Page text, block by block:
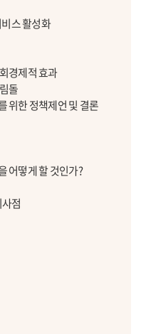
스 활성화
경제적 효과
돌
위한 정책제언 및 결론
어떻게 할 것인가?
점